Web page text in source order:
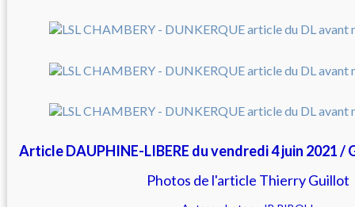
Article DAUPHINE-LIBERE du vendredi 4 juin 2021 /
Photos de l'article Thierry Guillot